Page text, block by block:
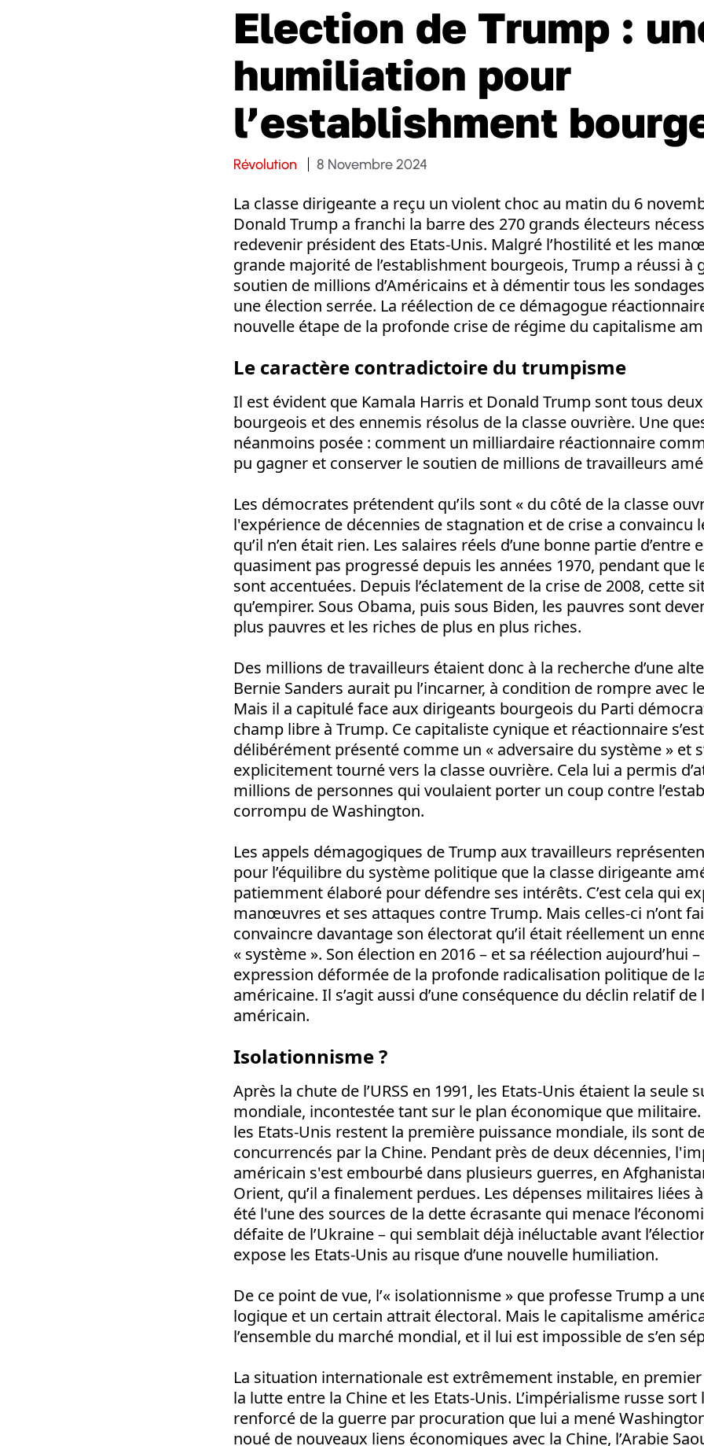
Election de Trump :
humiliation pour
l’establishment
Révolution 8 Novembre 2024
La classe dirigeante a reçu un violent choc au matin du 6
Donald Trump a franchi la barre des 270 grands électeurs
redevenir président des Etats-Unis. Malgré l’hostilité et les
grande majorité de l’establishment bourgeois, Trump a réussi à
soutien de millions d’Américains et à démentir tous les
une élection serrée. La réélection de ce démagogue
nouvelle étape de la profonde crise de régime du capitalisme
Le caractère contradictoire du trumpisme
Il est évident que Kamala Harris et Donald Trump sont tous
bourgeois et des ennemis résolus de la classe ouvrière. Une
néanmoins posée : comment un milliardaire réactionnaire
pu gagner et conserver le soutien de millions de travailleurs
Les démocrates prétendent qu’ils sont « du côté de la classe
l'expérience de décennies de stagnation et de crise a convaincu
qu’il n’en était rien. Les salaires réels d’une bonne partie d’entre
quasiment pas progressé depuis les années 1970, pendant que
sont accentuées. Depuis l’éclatement de la crise de 2008, cette
qu’empirer. Sous Obama, puis sous Biden, les pauvres sont
plus pauvres et les riches de plus en plus riches.
Des millions de travailleurs étaient donc à la recherche d’une
Bernie Sanders aurait pu l’incarner, à condition de rompre avec
Mais il a capitulé face aux dirigeants bourgeois du Parti
champ libre à Trump. Ce capitaliste cynique et réactionnaire
délibérément présenté comme un « adversaire du système » et
explicitement tourné vers la classe ouvrière. Cela lui a permis
millions de personnes qui voulaient porter un coup contre
corrompu de Washington.
Les appels démagogiques de Trump aux travailleurs
pour l’équilibre du système politique que la classe dirigeante
patiemment élaboré pour défendre ses intérêts. C’est cela qui
manœuvres et ses attaques contre Trump. Mais celles-ci n’ont
convaincre davantage son électorat qu’il était réellement un
« système ». Son élection en 2016 – et sa réélection aujourd’hui
expression déformée de la profonde radicalisation politique de
américaine. Il s’agit aussi d’une conséquence du déclin relatif
américain.
Isolationnisme ?
Après la chute de l’URSS en 1991, les Etats-Unis étaient la seule
mondiale, incontestée tant sur le plan économique que militaire.
les Etats-Unis restent la première puissance mondiale, ils sont
concurrencés par la Chine. Pendant près de deux décennies,
américain s'est embourbé dans plusieurs guerres, en
Orient, qu’il a finalement perdues. Les dépenses militaires liées
été l'une des sources de la dette écrasante qui menace
défaite de l’Ukraine – qui semblait déjà inéluctable avant
expose les Etats-Unis au risque d’une nouvelle humiliation.
De ce point de vue, l’« isolationnisme » que professe Trump a
logique et un certain attrait électoral. Mais le capitalisme
l’ensemble du marché mondial, et il lui est impossible de s’en
La situation internationale est extrêmement instable, en premier
la lutte entre la Chine et les Etats-Unis. L’impérialisme russe sort
renforcé de la guerre par procuration que lui a mené
noué de nouveaux liens économiques avec la Chine, l’Arabie